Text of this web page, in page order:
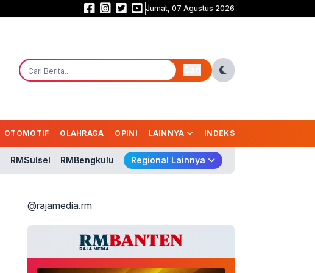
Saling Balas Gol! Persib vs Persebaya Masih Sama Kuat 1-1 di Babak
Jumat, 07 Agustus 2026
OTOMOTIF OLAHRAGA OPINI LAINNYA INDEKS
RMSulsel RMBengkulu Regional Lainnya
@rajamedia.rm